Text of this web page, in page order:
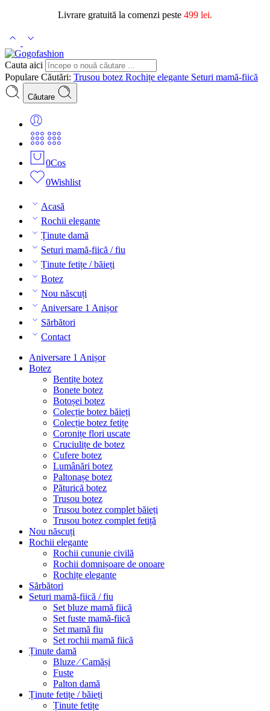
Livrare gratuită la comenzi peste 499 lei.
Cauta aici
Populare Căutări: Trusou botez Rochițe elegante Seturi mamă-fiică
Căutare
0Cos
0Wishlist
Acasă
Rochii elegante
Ținute damă
Seturi mamă-fiică / fiu
Ținute fetițe / băieți
Botez
Nou născuți
Aniversare 1 Anișor
Sărbători
Contact
Aniversare 1 Anișor
Botez
Bentițe botez
Bonete botez
Botoșei botez
Colecție botez băieți
Colecție botez fetițe
Coronițe flori uscate
Cruciulițe de botez
Cufere botez
Lumânări botez
Paltonașe botez
Păturică botez
Trusou botez
Trusou botez complet băieți
Trusou botez complet fetiță
Nou născuți
Rochii elegante
Rochii cununie civilă
Rochii domnișoare de onoare
Rochițe elegante
Sărbători
Seturi mamă-fiică / fiu
Set bluze mamă fiică
Set fuste mamă-fiică
Set mamă fiu
Set rochii mamă fiică
Ținute damă
Bluze ⁄ Camăși
Fuste
Palton damă
Ținute fetițe / băieți
Ținute fetițe